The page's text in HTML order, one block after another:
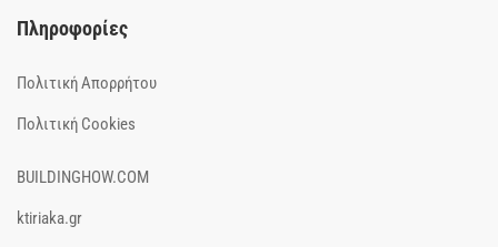
Πληροφορίες
Πολιτική Απορρήτου
Πολιτική Cookies
BUILDINGHOW.COM
ktiriaka.gr